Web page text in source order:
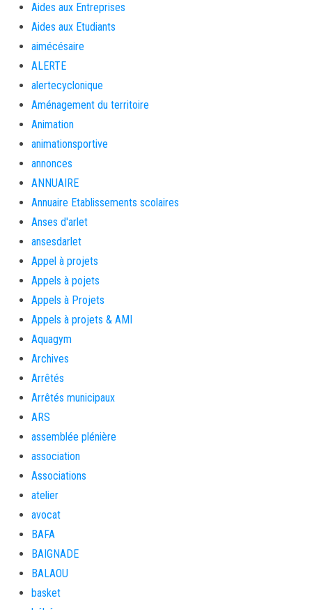
Aides aux Entreprises
Aides aux Etudiants
aimécésaire
ALERTE
alertecyclonique
Aménagement du territoire
Animation
animationsportive
annonces
ANNUAIRE
Annuaire Etablissements scolaires
Anses d'arlet
ansesdarlet
Appel à projets
Appels à pojets
Appels à Projets
Appels à projets & AMI
Aquagym
Archives
Arrêtés
Arrêtés municipaux
ARS
assemblée plénière
association
Associations
atelier
avocat
BAFA
BAIGNADE
BALAOU
basket